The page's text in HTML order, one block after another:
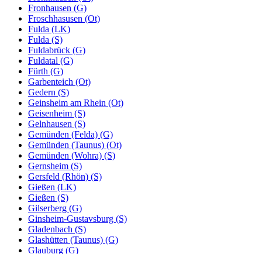
Fronhausen (G)
Froschhasusen (Ot)
Fulda (LK)
Fulda (S)
Fuldabrück (G)
Fuldatal (G)
Fürth (G)
Garbenteich (Ot)
Gedern (S)
Geinsheim am Rhein (Ot)
Geisenheim (S)
Gelnhausen (S)
Gemünden (Felda) (G)
Gemünden (Taunus) (Ot)
Gemünden (Wohra) (S)
Gernsheim (S)
Gersfeld (Rhön) (S)
Gießen (LK)
Gießen (S)
Gilserberg (G)
Ginsheim-Gustavsburg (S)
Gladenbach (S)
Glashütten (Taunus) (G)
Glauburg (G)